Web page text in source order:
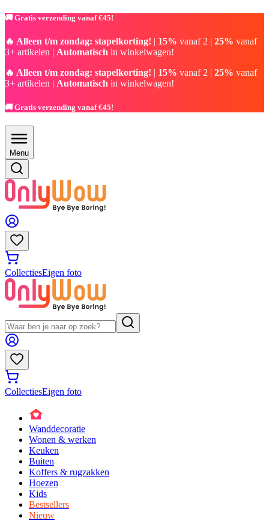
🚚 Gratis verzending vanaf €45!
🔥 Alleen t/m zondag: stapelkorting! | 15% vanaf 2 | 25% vanaf
3+ artikelen | Automatisch in winkelwagen!
🔥 Alleen t/m zondag: stapelkorting! | 15% vanaf 2 | 25% vanaf
3+ artikelen | Automatisch in winkelwagen!
🚚 Gratis verzending vanaf €45!
Menu
CollectiesEigen foto
CollectiesEigen foto
Wanddecoratie
Wonen & werken
Keuken
Buiten
Koffers & rugzakken
Hoezen
Kids
Bestsellers
Nieuw